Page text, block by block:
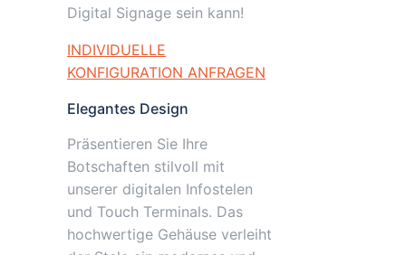
Digital Signage sein kann!
INDIVIDUELLE
KONFIGURATION ANFRAGEN
Elegantes Design
Präsentieren Sie Ihre
Botschaften stilvoll mit
unserer digitalen Infostelen
und Touch Terminals. Das
hochwertige Gehäuse verleiht